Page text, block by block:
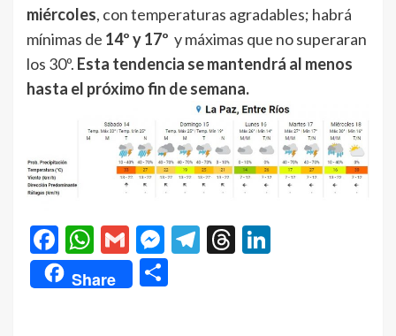
miércoles, con temperaturas agradables; habrá
mínimas de 14º y 17º y máximas que no superaran
los 30º. Esta tendencia se mantendrá al menos
hasta el próximo fin de semana.
Facebook
WhatsApp
GmailMessenger
Telegram
Threads
Share